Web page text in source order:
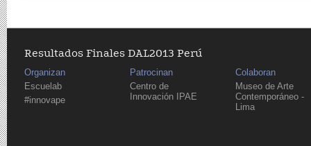
Resultados Finales DAL2013 Perú
Organizan
Escuelab
#innovape
Patrocinan
Centro de
Innovación IPAE
Colaboran
Museo de Arte
Contemporáneo -
Lima